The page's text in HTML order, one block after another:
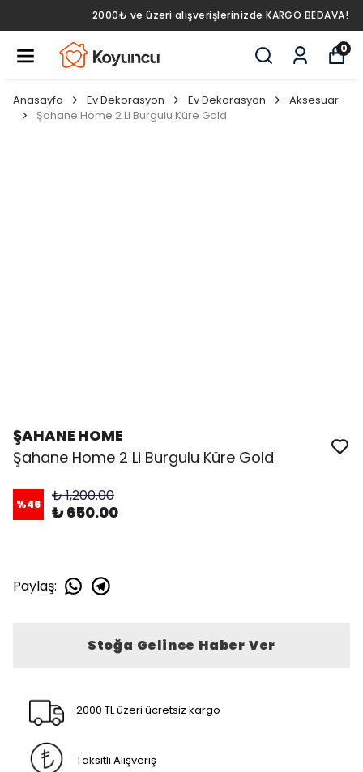
2000₺ ve üzeri alışverişlerinizde KARGO BEDAVA!
0
Anasayfa Ev Dekorasyon Ev Dekorasyon
Aksesuar
Şahane Home 2 Li Burgulu Küre Gold
ŞAHANE HOME
Şahane Home 2 Li Burgulu Küre Gold
%46 ₺ 1,200.00
₺ 650.00
Paylaş:
Stoğa Gelince Haber Ver
2000 TL üzeri ücretsiz kargo
Taksitli Alışveriş